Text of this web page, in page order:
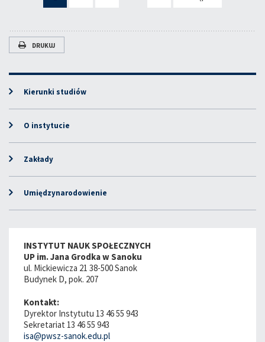
DRUKUJ
Kierunki studiów
O instytucie
Zakłady
Umiędzynarodowienie
INSTYTUT NAUK SPOŁECZNYCH
UP im. Jana Grodka w Sanoku
ul. Mickiewicza 21 38-500 Sanok
Budynek D, pok. 207
Kontakt:
Dyrektor Instytutu 13 46 55 943
Sekretariat 13 46 55 943
isa@pwsz-sanok.edu.pl